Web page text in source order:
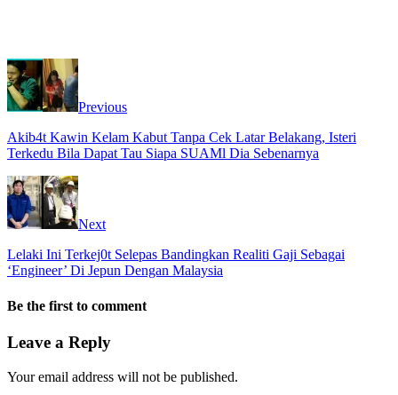
Previous
Akib4t Kawin Kelam Kabut Tanpa Cek Latar Belakang, Isteri
Terkedu Bila Dapat Tau Siapa SUAMl Dia Sebenarnya
Next
Lelaki Ini Terkej0t Selepas Bandingkan Realiti Gaji Sebagai
‘Engineer’ Di Jepun Dengan Malaysia
Be the first to comment
Leave a Reply
Your email address will not be published.